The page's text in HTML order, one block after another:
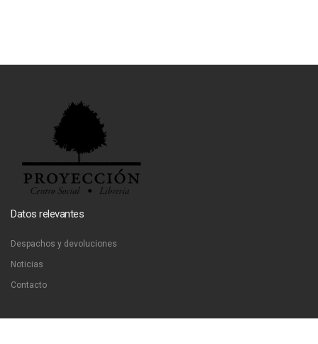
Datos relevantes
Despachos y devoluciones
Noticias
Contacto
Contáctanos